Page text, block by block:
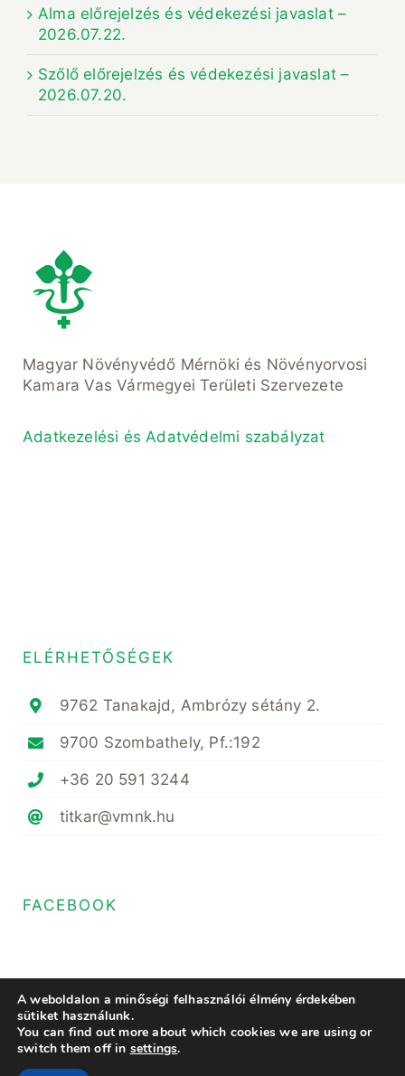
Alma előrejelzés és védekezési javaslat –
2026.07.22.
Szőlő előrejelzés és védekezési javaslat –
2026.07.20.
Magyar Növényvédő Mérnöki és Növényorvosi
Kamara Vas Vármegyei Területi Szervezete
Adatkezelési és Adatvédelmi szabályzat
ELÉRHETŐSÉGEK
9762 Tanakajd, Ambrózy sétány 2.
9700 Szombathely, Pf.:192
+36 20 591 3244
titkar@vmnk.hu
FACEBOOK
© Copyright 2025- 2023 • Magyar Növényvédő Mérnöki és Növényorvosi
Kamara Vas Megyei Területi Szervezete • All Rights Reserved • Minden
A weboldalon a minőségi felhasználói élmény érdekében
sütiket használunk.
You can find out more about which cookies we are using or
switch them off in settings.